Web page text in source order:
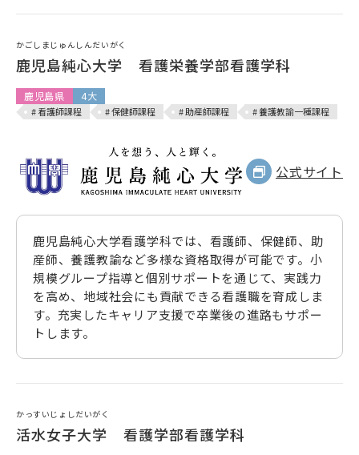
かごしまじゅんしんだいがく
鹿児島純心大学 看護栄養学部看護学科
鹿児島県 4大
# 看護師課程 # 保健師課程 # 助産師課程 # 養護教諭一種課程
公式サイト
鹿児島純心大学看護学科では、看護師、保健師、助
産師、養護教諭など多様な資格取得が可能です。小
規模グループ指導と個別サポートを通じて、実践力
を高め、地域社会にも貢献できる看護職を育成しま
す。充実したキャリア支援で卒業後の進路もサポー
トします。
かっすいじょしだいがく
活水女子大学 看護学部看護学科